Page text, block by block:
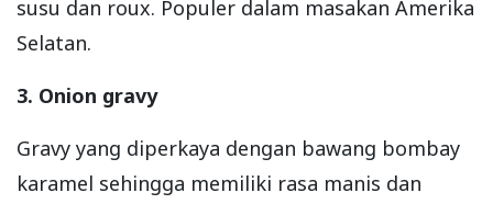
susu dan roux. Populer dalam masakan Amerika
Selatan.
3. Onion gravy
Gravy yang diperkaya dengan bawang bombay
karamel sehingga memiliki rasa manis dan